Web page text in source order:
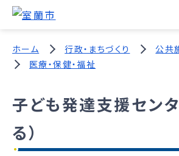
ホーム 行政・まちづくり
公共
医療・保健・福祉
子ども発達支援センタ
る）